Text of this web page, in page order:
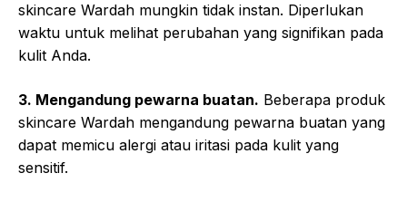
skincare Wardah mungkin tidak instan. Diperlukan
waktu untuk melihat perubahan yang signifikan pada
kulit Anda.
3. Mengandung pewarna buatan. Beberapa produk
skincare Wardah mengandung pewarna buatan yang
dapat memicu alergi atau iritasi pada kulit yang
sensitif.